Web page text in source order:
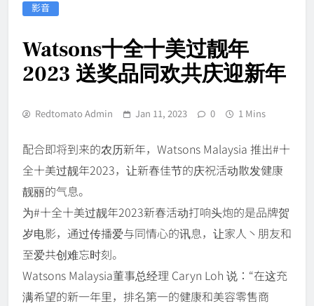
影音
Watsons十全十美过靓年
2023 送奖品同欢共庆迎新年
Redtomato Admin Jan 11, 2023 0 1 Mins
配合即将到来的农历新年，Watsons Malaysia 推出#十
全十美过靓年2023，让新春佳节的庆祝活动散发健康
靓丽的气息。
为#十全十美过靓年2023新春活动打响头炮的是品牌贺
岁电影，通过传播爱与同情心的讯息，让家人丶朋友和
至爱共创难忘时刻。
Watsons Malaysia董事总经理 Caryn Loh 说：“在这充
满希望的新一年里，排名第一的健康和美容零售商